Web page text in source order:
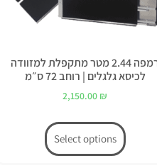
רמפה 2.44 מטר מתקפלת למזוודה
לכיסא גלגלים | רוחב 72 ס״מ
2,150.00 ₪
Select options